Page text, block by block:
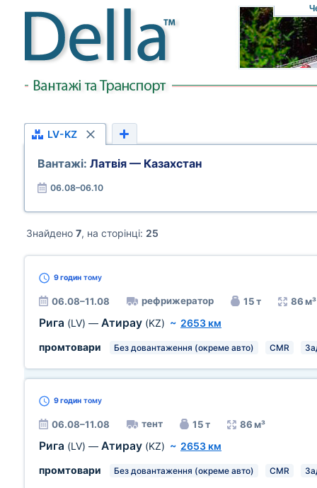
LV-KZ
Вантажі: Латвія — Казахстан
06.08–06.10
Знайдено 7, на сторінці: 25
9 годин тому
06.08–11.08 рефрижератор 15 т 86 м³
Рига (LV) — Атирау (KZ) ~ 2653 км
промтовари
Без довантаження (окреме авто) CMR
9 годин тому
06.08–11.08 тент 15 т 86 м³
Рига (LV) — Атирау (KZ) ~ 2653 км
промтовари
Без довантаження (окреме авто) CMR